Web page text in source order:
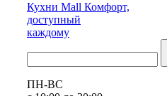
Кухни Mall Комфорт,
доступный
каждому
ПН-ВС